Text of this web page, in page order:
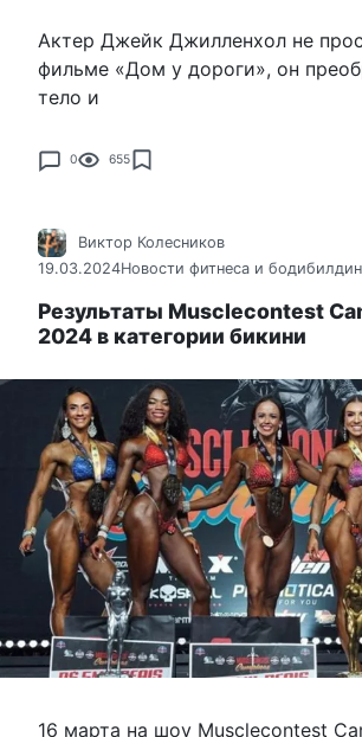
Актер Джейк Джилленхол не
фильме «Дом у дороги», он
тело и
0 655
Виктор Колесников
19.03.2024Новости фитнеса и
Результаты Musclecontest
2024 в категории бикини
16 марта на шоу Musclecontest